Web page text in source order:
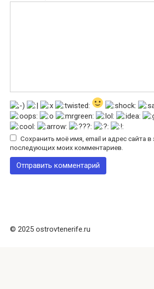
Сохранить моё имя, email и адрес сайта в
последующих моих комментариев.
© 2025 ostrovtenerife.ru